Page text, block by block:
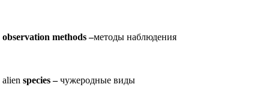
observation methods –методы наблюдения
alienspecies –чужеродные виды